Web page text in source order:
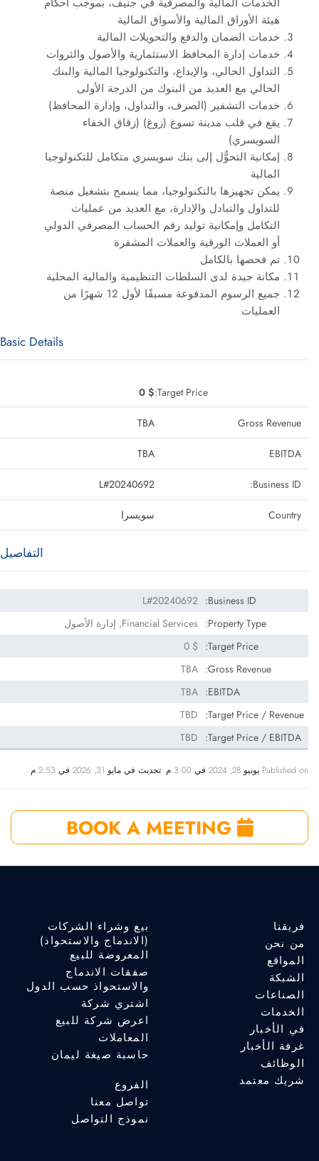
هيئة الأوراق المالية والأسواق المالية
خدمات الضمان والدفع والتحويلات المالية
خدمات إدارة المحافظ الاستثمارية والأصول والثروات
التداول الحالي، والإيداع، والتكنولوجيا المالية والبنك
الحالي مع العديد من البنوك من الدرجة الأولى
خدمات التشفير (الصرف، والتداول، وإدارة المحافظ)
يقع في قلب مدينة تسوغ (زوغ) (زقاق الخفاء
السويسري)
إمكانية التحوُّل إلى بنك سويسري متكامل للتكنولوجيا
المالية
يمكن تجهيزها بالتكنولوجيا، مما يسمح بتشغيل منصة
للتداول والتبادل والإدارة، مع العديد من عمليات
التكامل وإمكانية توليد رقم الحساب المصرفي الدولي
أو العملات الورقية والعملات المشفرة
تم فحصها بالكامل
مكانة جيدة لدى السلطات التنظيمية والمالية المحلية
جميع الرسوم المدفوعة مسبقًا لأول 12 شهرًا من
العمليات
Basic Details
Target Price:
$ 0
Gross Revenue
TBA
EBITDA
TBA
Business ID:
L#20240692
Country سويسرا
التفاصيل
Business ID:
L#20240692
Property Type:
Financial Services, إدارة الأصول
Target Price:
$ 0
Gross Revenue:
TBA
EBITDA:
TBA
Target Price / Revenue:
TBD
Target Price / EBITDA:
TBD
Published on يونيو 28, 2024 في 3:00 م. تحديث في مايو 31, 2026 في 2:53 م
BOOK A MEETING
فريقنا
من نحن
المواقع
الشبكة
الصناعات
الخدمات
في الأخبار
غرفة الأخبار
الوظائف
شريك معتمد
بيع وشراء الشركات
(الاندماج والاستحواذ)
المعروضة للبيع
صفقات الاندماج
والاستحواذ حسب الدول
اشتري شركة
اعرض شركة للبيع
المعاملات
حاسبة صيغة ليمان
الفروع
تواصل معنا
نموذج التواصل